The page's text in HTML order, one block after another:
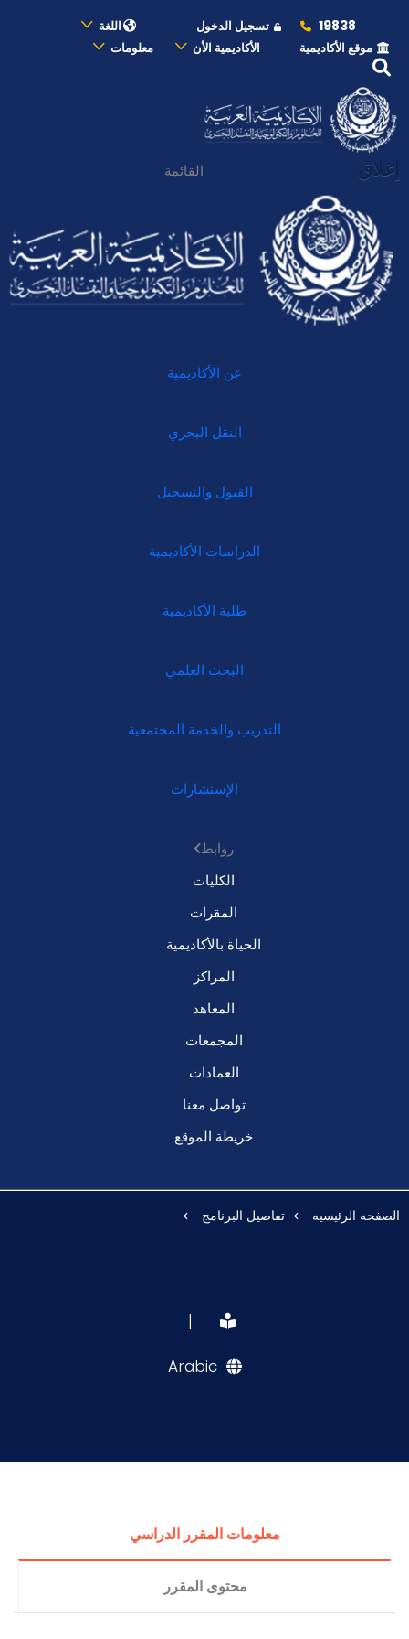
19838 تسجيل الدخول
اللغة
موقع الأكاديمية
الأكاديمية الأن معلومات
إغلاق القائمة
عن الأكاديمية
النقل البحري
القبول والتسجيل
الدراسات الأكاديمية
طلبة الأكاديمية
البحث العلمي
التدريب والخدمة المجتمعية
الإستشارات
روابط
الكليات
المقرات
الحياة بالأكاديمية
المراكز
المعاهد
المجمعات
العمادات
تواصل معنا
خريطة الموقع
الصفحه الرئيسيه تفاصيل البرنامج
|
Arabic
معلومات المقرر الدراسي
محتوى المقرر